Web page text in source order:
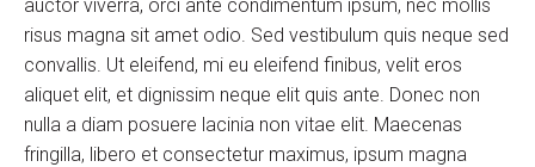
auctor viverra, orci ante condimentum ipsum, nec mollis
risus magna sit amet odio. Sed vestibulum quis neque sed
convallis. Ut eleifend, mi eu eleifend finibus, velit eros
aliquet elit, et dignissim neque elit quis ante. Donec non
nulla a diam posuere lacinia non vitae elit. Maecenas
fringilla, libero et consectetur maximus, ipsum magna